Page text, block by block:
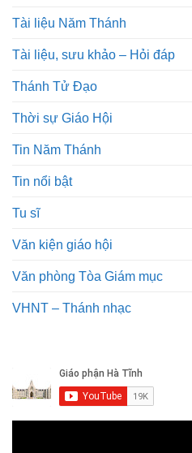
Tài liệu Năm Thánh
Tài liệu, sưu khảo – Hỏi đáp
Thánh Tử Đạo
Thời sự Giáo Hội
Tin Năm Thánh
Tin nổi bật
Tu sĩ
Văn kiện giáo hội
Văn phòng Tòa Giám mục
VHNT – Thánh nhạc